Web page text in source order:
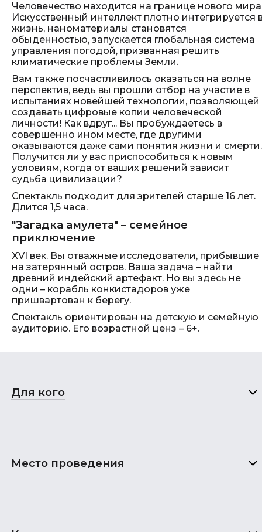
Человечество находится на границе нового
Искусственный интеллект плотно интегрируется
жизнь, наноматериалы становятся
обыденностью, запускается глобальная система
управления погодой, призванная решить
климатические проблемы Земли.
Вам также посчастливилось оказаться на волне
перспектив, ведь вы прошли отбор на участие в
испытаниях новейшей технологии, позволяющей
создавать цифровые копии человеческой
личности! Как вдруг... Вы пробуждаетесь в
совершенно ином месте, где другими
оказываются даже сами понятия жизни и смерти.
Получится ли у вас приспособиться к новым
условиям, когда от ваших решений зависит
судьба цивилизации?
Спектакль подходит для зрителей старше 16 лет.
Длится 1,5 часа.
"Загадка амулета" – семейное
приключение
XVI век. Вы отважные исследователи, прибывшие
на затерянный остров. Ваша задача – найти
древний индейский артефакт. Но вы здесь не
одни – корабль конкистадоров уже
пришвартован к берегу.
Спектакль ориентирован на детскую и семейную
аудиторию. Его возрастной ценз – 6+.
Для кого
Место проведения